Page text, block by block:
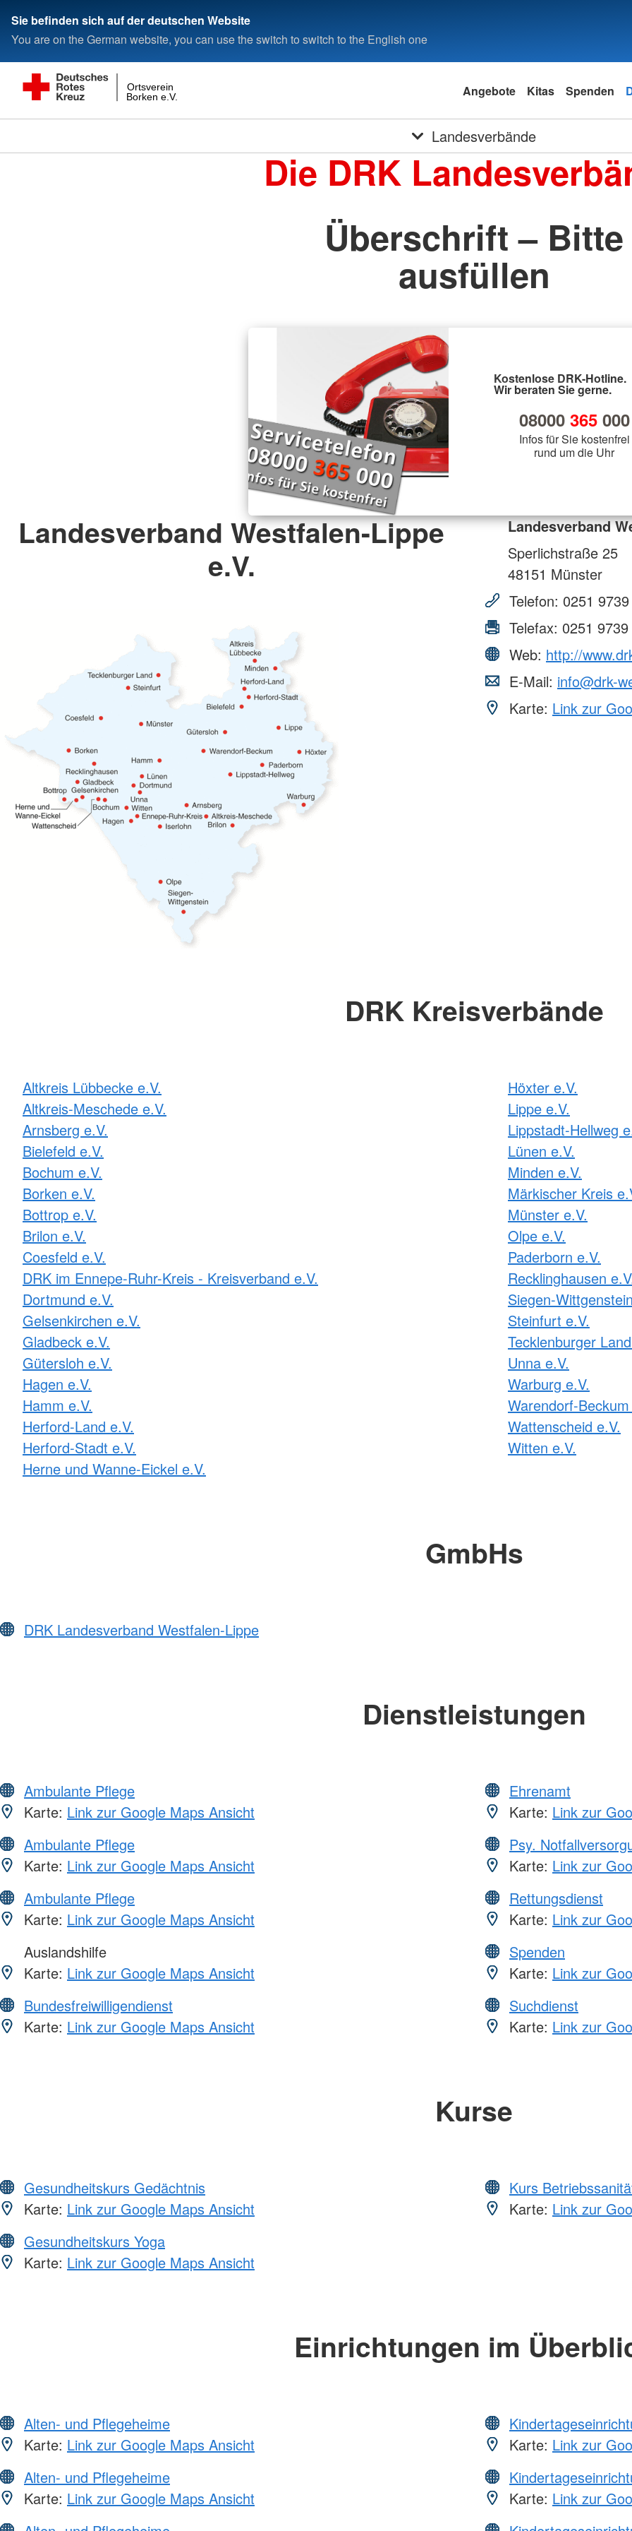
Sie befinden sich auf der deutschen Website
You are on the German website, you can use the switch to switch to the English one
Borken e.V.
Ortsverein Angebote Kitas Spenden
Landesverbände
Die DRK
Überschrift – Bitte
ausfüllen
Kostenlose DRK-Hotline.
Wir beraten Sie gerne.
08000 365000
Infos für Sie kostenfrei
rund um die Uhr
Landesverband Westfalen-Lippe
e.V.
Landesverband
Sperlichstraße 25
48151 Münster
Telefon: 0251
Telefax: 0251
Web: http://
E-Mail: info@drk-
Karte: Link zur
DRK Kreisverbände
Altkreis Lübbecke e.V.
Altkreis-Meschede e.V.
Arnsberg e.V.
Bielefeld e.V.
Bochum e.V.
Borken e.V.
Bottrop e.V.
Brilon e.V.
Coesfeld e.V.
DRK im Ennepe-Ruhr-Kreis - Kreisverband e.V.
Dortmund e.V.
Gelsenkirchen e.V.
Gladbeck e.V.
Gütersloh e.V.
Hagen e.V.
Hamm e.V.
Herford-Land e.V.
Herford-Stadt e.V.
Herne und Wanne-Eickel e.V.
Höxter e.V.
Lippe e.V.
Lippstadt-Hellweg
Lünen e.V.
Minden e.V.
Märkischer Kreis
Münster e.V.
Olpe e.V.
Paderborn e.V.
Recklinghausen
Siegen-
Steinfurt e.V.
Tecklenburger
Unna e.V.
Warburg e.V.
Warendorf-Beckum
Wattenscheid e.V.
Witten e.V.
GmbHs
DRK Landesverband Westfalen-Lippe
Dienstleistungen
Ambulante Pflege
Karte: Link zur Google Maps Ansicht
Ambulante Pflege
Karte: Link zur Google Maps Ansicht
Ambulante Pflege
Karte: Link zur Google Maps Ansicht
Auslandshilfe
Karte: Link zur Google Maps Ansicht
Bundesfreiwilligendienst
Karte: Link zur Google Maps Ansicht
Ehrenamt
Karte: Link zur
Psy.
Karte: Link zur
Rettungsdienst
Karte: Link zur
Spenden
Karte: Link zur
Suchdienst
Karte: Link zur
Kurse
Gesundheitskurs Gedächtnis
Karte: Link zur Google Maps Ansicht
Gesundheitskurs Yoga
Karte: Link zur Google Maps Ansicht
Kurs
Karte: Link zur
Einrichtungen im
Alten- und Pflegeheime
Karte: Link zur Google Maps Ansicht
Alten- und Pflegeheime
Karte: Link zur Google Maps Ansicht
Karte: Link zur
Karte: Link zur